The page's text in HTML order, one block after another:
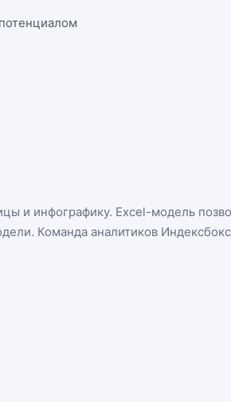
и инфографику. Excel-модель
Команда аналитиков